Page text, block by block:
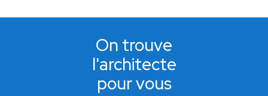
On trouve
l'architecte
pour vous